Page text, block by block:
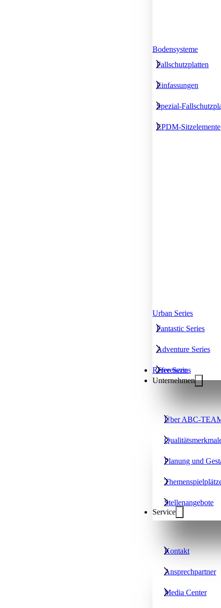
Bodensysteme
Fallschutzplatten
Einfassungen
Spezial-
EPDM-Sitzelemente
Urban Series
Fantastic Series
Adventure Series
Tree Series
Referenzen
Unternehmen
Über ABC-
Planung und
Stellenangebote
Service
Kontakt
Ansprechpartner
Media Center